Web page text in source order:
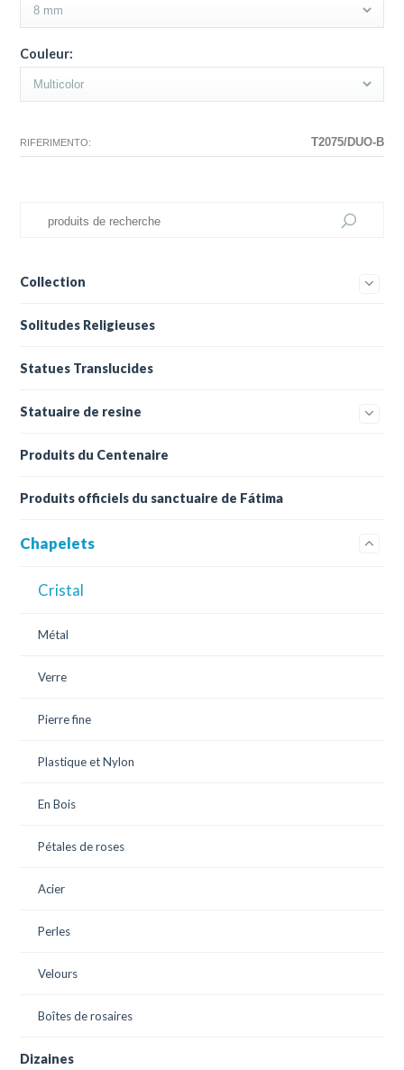
Couleur:
RIFERIMENTO: T2075/DUO-B
Collection
Solitudes Religieuses
Statues Translucides
Statuaire de resine
Produits du Centenaire
Produits officiels du sanctuaire de Fátima
Chapelets
Cristal
Métal
Verre
Pierre fine
Plastique et Nylon
En Bois
Pétales de roses
Acier
Perles
Velours
Boîtes de rosaires
Dizaines